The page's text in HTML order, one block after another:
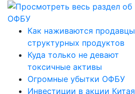
Как наживаются продавцы
структурных продуктов
Куда только не девают
токсичные активы
Огромные убытки ОФБУ
Инвестиции в акции Китая